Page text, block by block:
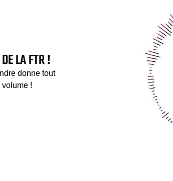
LA FTR !
donne tout
!